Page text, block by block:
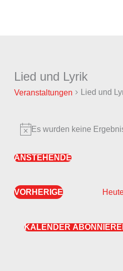
Lied und Lyrik
Veranstaltungen Lied und
Veranstaltungen
Hinweis
Es wurden keine
ANSTEHENDE
VORHERIGE
VERANSTALTUNGEN
KALENDER